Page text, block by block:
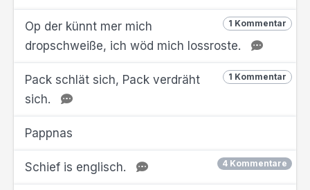
1 Kommentar
Op der künnt mer mich
dropschweiße, ich wöd mich lossroste.
1 Kommentar
Pack schlät sich, Pack verdräht
sich.
Pappnas
4 Kommentare
Schief is englisch.